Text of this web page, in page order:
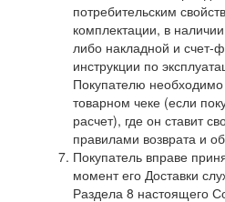
потребительским
комплектации, в
либо накладной и счет-
инструкции по
Покупателю необходимо
товарном чеке (если
расчет), где он ставит
правилами возврата и
Покупатель вправе
момент его Доставки
Раздела 8 настоящего